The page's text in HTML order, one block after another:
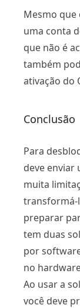
Mesmo que
uma conta
que não é
também
ativação do
Conclusão
Para
deve enviar
muita
transformá-
preparar
tem duas
por
no
Ao usar a
você deve